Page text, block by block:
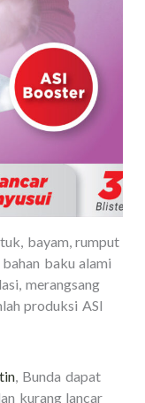
bayam, rumput
baku alami
merangsang
produksi ASI
, Bunda dapat
kurang lancar